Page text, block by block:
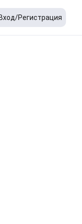
Вход/Регистрация